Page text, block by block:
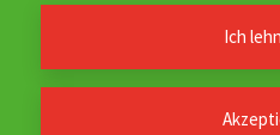
© 2026 WBG Erfurt·
Ich